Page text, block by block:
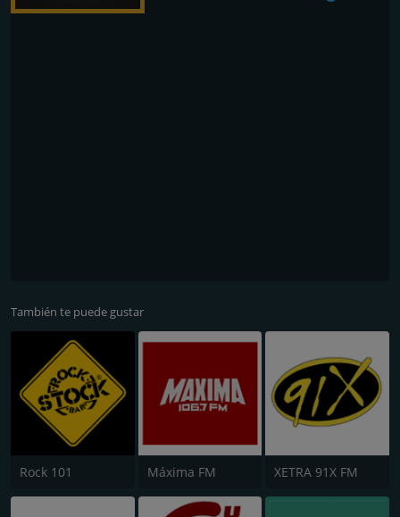
También te puede gustar
Rock 101 Máxima FM XETRA 91X FM